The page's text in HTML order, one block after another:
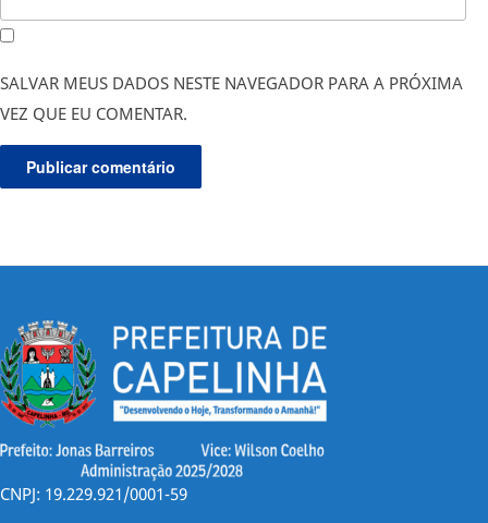
SALVAR MEUS DADOS NESTE NAVEGADOR PARA A PRÓXIMA
VEZ QUE EU COMENTAR.
CNPJ: 19.229.921/0001-59